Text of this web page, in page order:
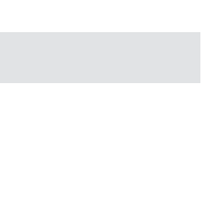
Egérben, a